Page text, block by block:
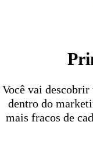
Você vai descobrir
dentro do
mais fracos de